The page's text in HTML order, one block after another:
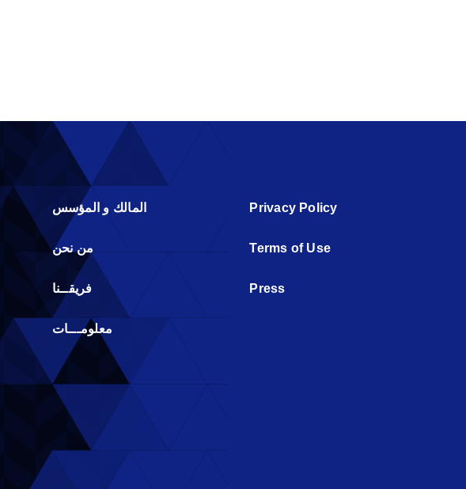
المالك و المؤسس
من نحن
فريقــنا
معلومـــات
Privacy Policy
Terms of Use
Press